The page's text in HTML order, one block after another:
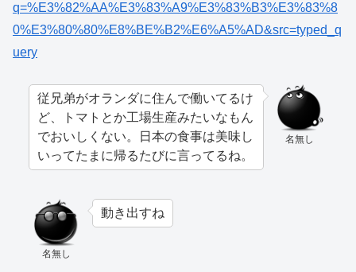
q=%E3%82%AA%E3%83%A9%E3%83%B3%E3%83%8
0%E3%80%80%E8%BE%B2%E6%A5%AD&src=typed_q
uery
名無し
従兄弟がオランダに住んで働いてるけ
ど、トマトとか工場生産みたいなもん
でおいしくない。日本の食事は美味し
いってたまに帰るたびに言ってるね。
名無し
動き出すね